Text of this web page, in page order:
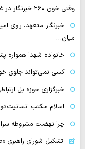
وقتی خون ۲۶۰ خبرنگار در غزه از میلیاردها دلار صهیونیسم پیشی می‌گیرد
خبرنگار متعهد، راوی
میان…
خانواده شهدا همواره
کسی نمی‌تواند جلوی
خبرگزاری حوزه پل
اسلام مکتب
چرا نهضت مشروطه
تشکیل شورای راهبری